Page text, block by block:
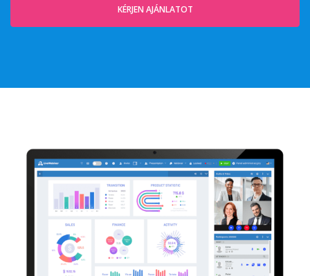
KÉRJEN AJÁNLATOT